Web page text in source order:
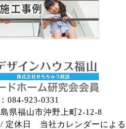
084-923-0331
県福山市沖野上町2-12-8
定休日 当社カレンダーによる